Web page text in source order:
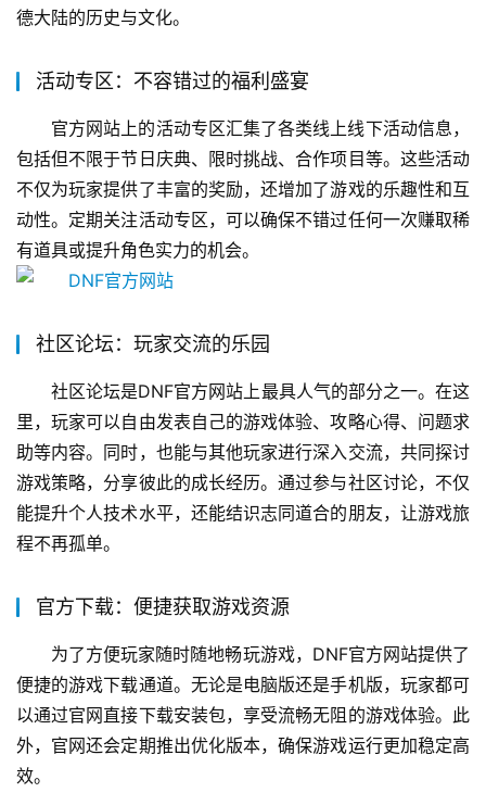
德大陆的历史与文化。
活动专区：不容错过的福利盛宴
官方网站上的活动专区汇集了各类线上线下活动信息，
包括但不限于节日庆典、限时挑战、合作项目等。这些活动
不仅为玩家提供了丰富的奖励，还增加了游戏的乐趣性和互
动性。定期关注活动专区，可以确保不错过任何一次赚取稀
有道具或提升角色实力的机会。
社区论坛：玩家交流的乐园
社区论坛是DNF官方网站上最具人气的部分之一。在这
里，玩家可以自由发表自己的游戏体验、攻略心得、问题求
助等内容。同时，也能与其他玩家进行深入交流，共同探讨
游戏策略，分享彼此的成长经历。通过参与社区讨论，不仅
能提升个人技术水平，还能结识志同道合的朋友，让游戏旅
程不再孤单。
官方下载：便捷获取游戏资源
为了方便玩家随时随地畅玩游戏，DNF官方网站提供了
便捷的游戏下载通道。无论是电脑版还是手机版，玩家都可
以通过官网直接下载安装包，享受流畅无阻的游戏体验。此
外，官网还会定期推出优化版本，确保游戏运行更加稳定高
效。